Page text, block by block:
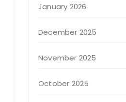
January 2026
December 2025
November 2025
October 2025